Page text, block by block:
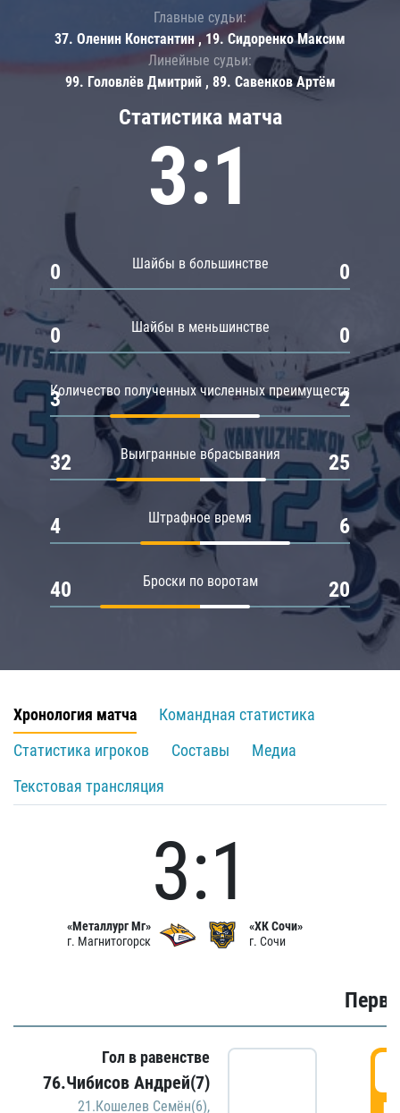
Статистика матча
3:1
Шайбы в большинстве
0 0
Шайбы в меньшинстве
0 0
Количество полученных численных преимуществ
3 2
Выигранные вбрасывания
32 25
Штрафное время
4 6
Броски по воротам
40 20
Главные судьи:
37. Оленин Константин , 19. Сидоренко Максим
Линейные судьи:
99. Головлёв Дмитрий , 89. Савенков Артём
Хронология матча
Командная статистика
Статистика игроков
Составы
Медиа
Текстовая трансляция
«Металлург Мг»
г. Магнитогорск
3:1
«ХК Сочи»
г. Сочи
Гол в равенстве
76.Чибисов Андрей(7)
21.Кошелев Семён(6),